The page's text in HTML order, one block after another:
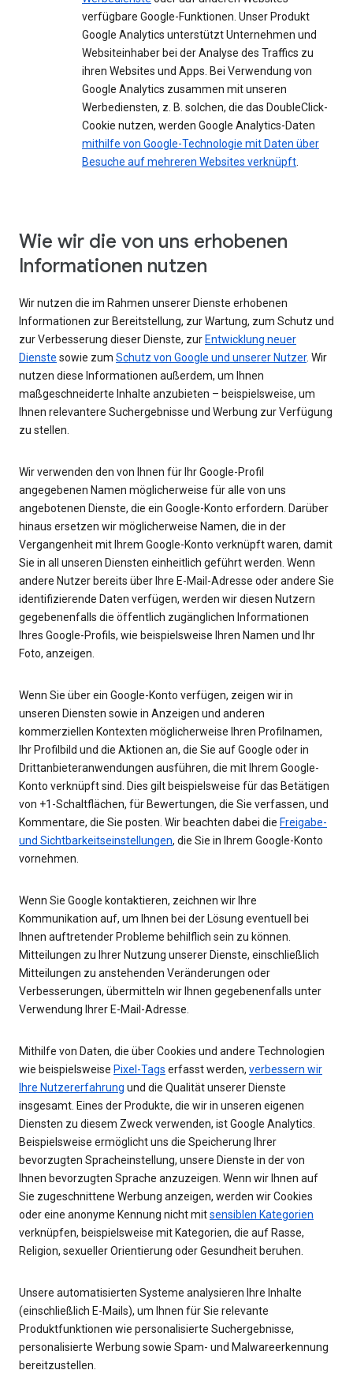
verfügbare Google-Funktionen. Unser Produkt
Google Analytics unterstützt Unternehmen und
Websiteinhaber bei der Analyse des Traffics zu
ihren Websites und Apps. Bei Verwendung von
Google Analytics zusammen mit unseren
Werbediensten, z. B. solchen, die das DoubleClick-
Cookie nutzen, werden Google Analytics-Daten
mithilfe von Google-Technologie mit Daten über
Besuche auf mehreren Websites verknüpft.
Wie wir die von uns erhobenen
Informationen nutzen
Wir nutzen die im Rahmen unserer Dienste erhobenen
Informationen zur Bereitstellung, zur Wartung, zum Schutz und
zur Verbesserung dieser Dienste, zur Entwicklung neuer
Dienste sowie zum Schutz von Google und unserer Nutzer. Wir
nutzen diese Informationen außerdem, um Ihnen
maßgeschneiderte Inhalte anzubieten – beispielsweise, um
Ihnen relevantere Suchergebnisse und Werbung zur Verfügung
zu stellen.
Wir verwenden den von Ihnen für Ihr Google-Profil
angegebenen Namen möglicherweise für alle von uns
angebotenen Dienste, die ein Google-Konto erfordern. Darüber
hinaus ersetzen wir möglicherweise Namen, die in der
Vergangenheit mit Ihrem Google-Konto verknüpft waren, damit
Sie in all unseren Diensten einheitlich geführt werden. Wenn
andere Nutzer bereits über Ihre E-Mail-Adresse oder andere Sie
identifizierende Daten verfügen, werden wir diesen Nutzern
gegebenenfalls die öffentlich zugänglichen Informationen
Ihres Google-Profils, wie beispielsweise Ihren Namen und Ihr
Foto, anzeigen.
Wenn Sie über ein Google-Konto verfügen, zeigen wir in
unseren Diensten sowie in Anzeigen und anderen
kommerziellen Kontexten möglicherweise Ihren Profilnamen,
Ihr Profilbild und die Aktionen an, die Sie auf Google oder in
Drittanbieteranwendungen ausführen, die mit Ihrem Google-
Konto verknüpft sind. Dies gilt beispielsweise für das Betätigen
von +1-Schaltflächen, für Bewertungen, die Sie verfassen, und
Kommentare, die Sie posten. Wir beachten dabei die Freigabe-
und Sichtbarkeitseinstellungen, die Sie in Ihrem Google-Konto
vornehmen.
Wenn Sie Google kontaktieren, zeichnen wir Ihre
Kommunikation auf, um Ihnen bei der Lösung eventuell bei
Ihnen auftretender Probleme behilflich sein zu können.
Mitteilungen zu Ihrer Nutzung unserer Dienste, einschließlich
Mitteilungen zu anstehenden Veränderungen oder
Verbesserungen, übermitteln wir Ihnen gegebenenfalls unter
Verwendung Ihrer E-Mail-Adresse.
Mithilfe von Daten, die über Cookies und andere Technologien
wie beispielsweise Pixel-Tags erfasst werden, verbessern wir
Ihre Nutzererfahrung und die Qualität unserer Dienste
insgesamt. Eines der Produkte, die wir in unseren eigenen
Diensten zu diesem Zweck verwenden, ist Google Analytics.
Beispielsweise ermöglicht uns die Speicherung Ihrer
bevorzugten Spracheinstellung, unsere Dienste in der von
Ihnen bevorzugten Sprache anzuzeigen. Wenn wir Ihnen auf
Sie zugeschnittene Werbung anzeigen, werden wir Cookies
oder eine anonyme Kennung nicht mitsensiblen Kategorien
verknüpfen, beispielsweise mit Kategorien, die auf Rasse,
Religion, sexueller Orientierung oder Gesundheit beruhen.
Unsere automatisierten Systeme analysieren Ihre Inhalte
(einschließlich E-Mails), um Ihnen für Sie relevante
Produktfunktionen wie personalisierte Suchergebnisse,
personalisierte Werbung sowie Spam- und Malwareerkennung
bereitzustellen.